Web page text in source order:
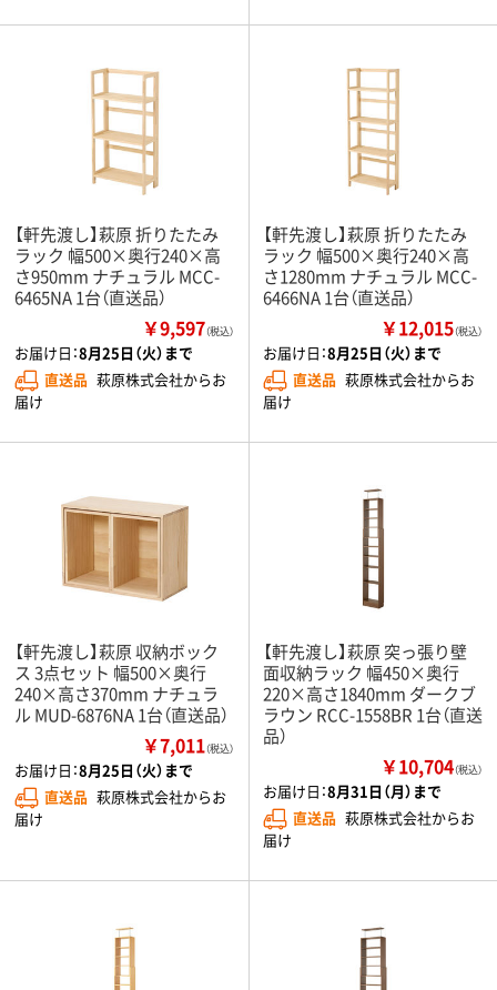
【軒先渡し】萩原 折りたたみ
ラック 幅500×奥行240×高
さ950mm ナチュラル MCC-
6465NA 1台（直送品）
￥9,597（税込）
お届け日：8月25日（火）まで
直送品 萩原株式会社からお
届け
【軒先渡し】萩原 折りたたみ
ラック 幅500×奥行240×高
さ1280mm ナチュラル MCC-
6466NA 1台（直送品）
￥12,015（税込）
お届け日：8月25日（火）まで
直送品 萩原株式会社からお
届け
【軒先渡し】萩原 収納ボック
ス 3点セット 幅500×奥行
240×高さ370mm ナチュラ
ル MUD-6876NA 1台（直送品）
￥7,011（税込）
お届け日：8月25日（火）まで
直送品 萩原株式会社からお
届け
【軒先渡し】萩原 突っ張り壁
面収納ラック 幅450×奥行
220×高さ1840mm ダークブ
ラウン RCC-1558BR 1台（直送
品）
￥10,704（税込）
お届け日：8月31日（月）まで
直送品 萩原株式会社からお
届け